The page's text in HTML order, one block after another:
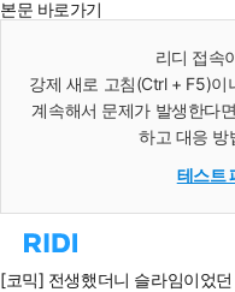
본문 바로가기
리디 접속
강제 새로 고침(Ctrl + F5)이
계속해서 문제가 발생한다
하고 대응 방
테스트
리
홈
[코믹] 전생했더니 슬라임이었